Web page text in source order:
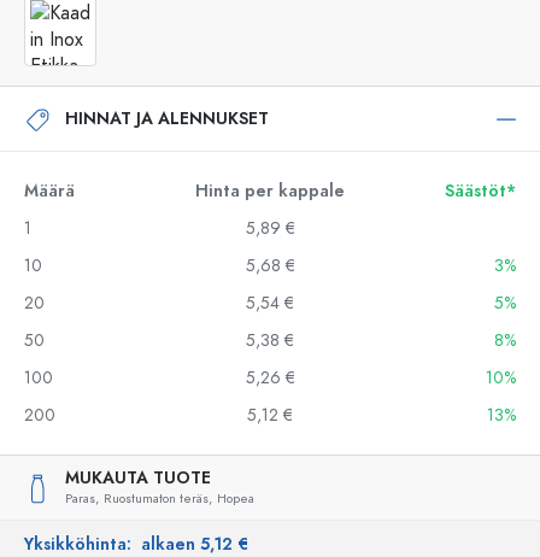
HINNAT JA ALENNUKSET
Määrä Hinta per kappale
Säästöt*
1
5,89 €
10
5,68 €
3%
20
5,54 €
5%
50
5,38 €
8%
100
5,26 €
10%
200
5,12 € 13%
MUKAUTA TUOTE
Paras, Ruostumaton teräs, Hopea
Yksikköhinta: alkaen 5,12 €